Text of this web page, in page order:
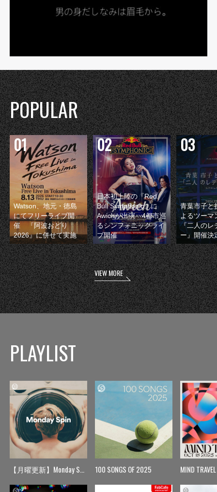
POPULAR
Watson、地元・徳島
にてフリーライブ開
催 『阿波おどり
2026』に併せて実施
日本初上陸の『Red
Bull Symphonic』に
Awichが出演 4都市巡
るシンフォニックライ
ブ開催
青葉市子と
よるツーマ
『二人のレ
ー』開催決
VIEW MORE
PLAYLIST
【月曜更新】Monday Spin 100 SONGS OF 2025 MIND TRAVEL